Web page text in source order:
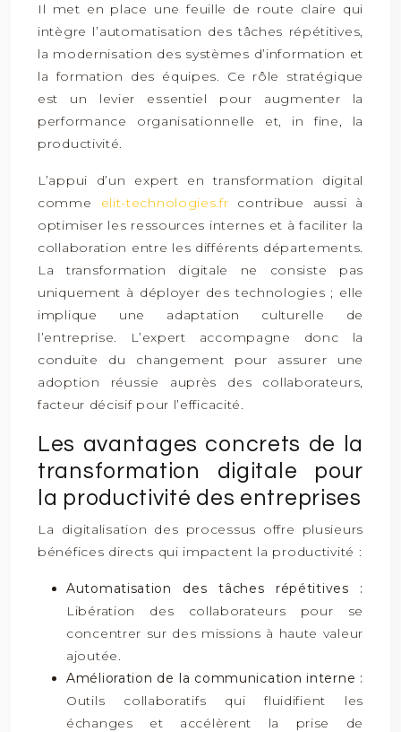
Il met en place une feuille de route claire qui
intègre l’automatisation des tâches répétitives,
la modernisation des systèmes d’information et
la formation des équipes. Ce rôle stratégique
est un levier essentiel pour augmenter la
performance organisationnelle et, in fine, la
productivité.
L’appui d’un expert en transformation digital
comme elit-technologies.fr contribue aussi à
optimiser les ressources internes et à faciliter la
collaboration entre les différents départements.
La transformation digitale ne consiste pas
uniquement à déployer des technologies ; elle
implique une adaptation culturelle de
l’entreprise. L’expert accompagne donc la
conduite du changement pour assurer une
adoption réussie auprès des collaborateurs,
facteur décisif pour l’efficacité.
Les avantages concrets de la
transformation digitale pour
la productivité des entreprises
La digitalisation des processus offre plusieurs
bénéfices directs qui impactent la productivité :
Automatisation des tâches répétitives :
Libération des collaborateurs pour se
concentrer sur des missions à haute valeur
ajoutée.
Amélioration de la communication interne :
Outils collaboratifs qui fluidifient les
échanges et accélèrent la prise de